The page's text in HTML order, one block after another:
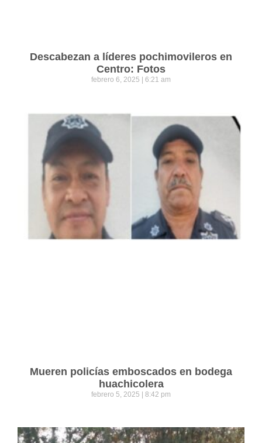
Descabezan a líderes pochimovileros en
Centro: Fotos
febrero 6, 2025 6:21 am
Mueren policías emboscados en bodega
huachicolera
febrero 5, 2025 8:42 pm